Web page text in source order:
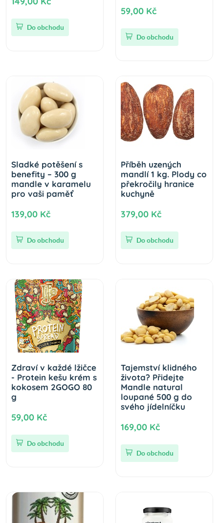
Do obchodu
59,00 Kč
Do obchodu
Sladké potěšení s
benefity – 300 g
mandle v karamelu
pro vaši paměť
139,00 Kč
Do obchodu
Příběh uzených
mandlí 1 kg. Plody co
překročily hranice
kuchyně
379,00 Kč
Do obchodu
Zdraví v každé lžičce
- Protein kešu krém s
kokosem 2GOGO 80
g
59,00 Kč
Do obchodu
Tajemství klidného
života? Přidejte
Mandle natural
loupané 500 g do
svého jídelníčku
169,00 Kč
Do obchodu